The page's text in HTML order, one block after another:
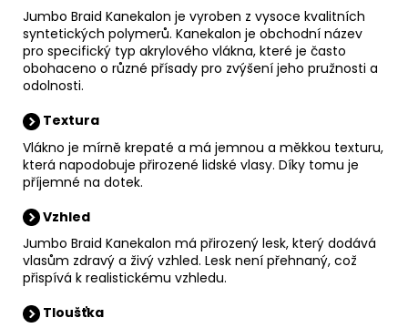
Jumbo Braid Kanekalon je vyroben z vysoce kvalitních
syntetických polymerů. Kanekalon je obchodní název
pro specifický typ akrylového vlákna, které je často
obohaceno o různé přísady pro zvýšení jeho pružnosti a
odolnosti.
Textura
Vlákno je mírně krepaté a má jemnou a měkkou texturu,
která napodobuje přirozené lidské vlasy. Díky tomu je
příjemné na dotek.
Vzhled
Jumbo Braid Kanekalon má přirozený lesk, který dodává
vlasům zdravý a živý vzhled. Lesk není přehnaný, což
přispívá k realistickému vzhledu.
Tloušťka